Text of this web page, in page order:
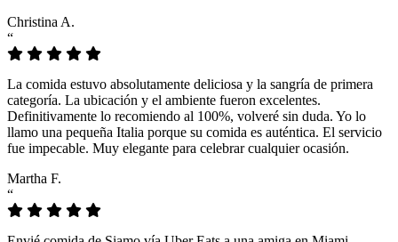
Christina A.
“
La comida estuvo absolutamente deliciosa y la sangría de primera
categoría. La ubicación y el ambiente fueron excelentes.
Definitivamente lo recomiendo al 100%, volveré sin duda. Yo lo
llamo una pequeña Italia porque su comida es auténtica. El servicio
fue impecable. Muy elegante para celebrar cualquier ocasión.
Martha F.
“